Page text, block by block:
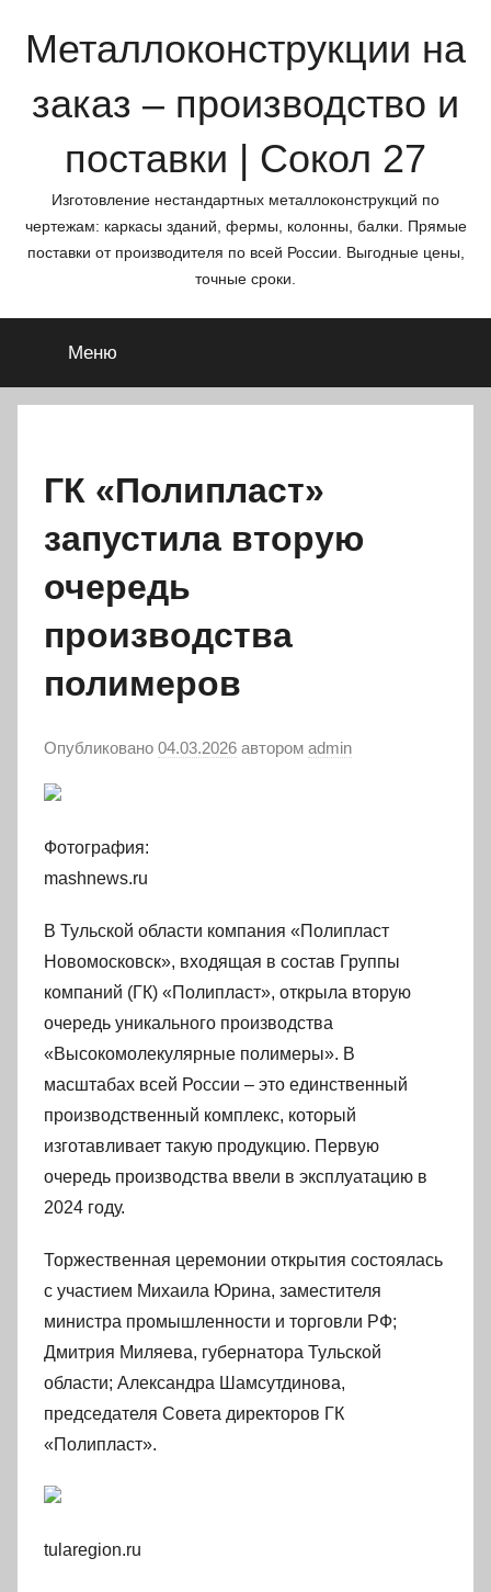
Металлоконструкции на
заказ – производство и
поставки | Сокол 27
Изготовление нестандартных металлоконструкций по
чертежам: каркасы зданий, фермы, колонны, балки. Прямые
поставки от производителя по всей России. Выгодные цены,
точные сроки.
Меню
ГК «Полипласт»
запустила вторую
очередь
производства
полимеров
Опубликовано 04.03.2026 автором admin
Фотография:
mashnews.ru
В Тульской области компания «Полипласт
Новомосковск», входящая в состав Группы
компаний (ГК) «Полипласт», открыла вторую
очередь уникального производства
«Высокомолекулярные полимеры». В
масштабах всей России – это единственный
производственный комплекс, который
изготавливает такую продукцию. Первую
очередь производства ввели в эксплуатацию в
2024 году.
Торжественная церемонии открытия состоялась
с участием Михаила Юрина, заместителя
министра промышленности и торговли РФ;
Дмитрия Миляева, губернатора Тульской
области; Александра Шамсутдинова,
председателя Совета директоров ГК
«Полипласт».
tularegion.ru